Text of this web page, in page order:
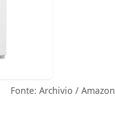
Fonte: Archivio / Amazon